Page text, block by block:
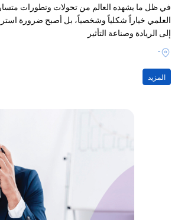
في ظل ما يشهده العالم من تحولات وتطورات
العلمي خياراً شكلياً وشخصياً، بل أصبح ضرورة
إلى الريادة وصناعة التأثير
-
المزيد